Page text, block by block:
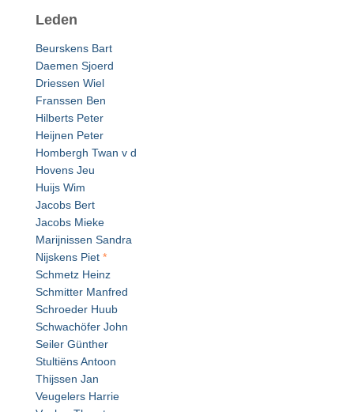
Leden
Beurskens Bart
Daemen Sjoerd
Driessen Wiel
Franssen Ben
Hilberts Peter
Heijnen Peter
Hombergh Twan v d
Hovens Jeu
Huijs Wim
Jacobs Bert
Jacobs Mieke
Marijnissen Sandra
Nijskens Piet *
Schmetz Heinz
Schmitter Manfred
Schroeder Huub
Schwachöfer John
Seiler Günther
Stultiëns Antoon
Thijssen Jan
Veugelers Harrie